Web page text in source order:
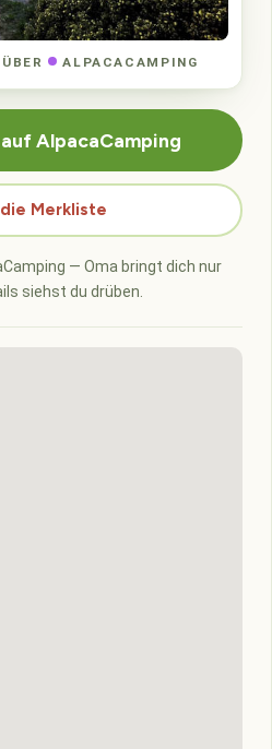
ÜBER ALPACACAMPING
AlpacaCamping
Merkliste
— Oma bringt dich nur
siehst du drüben.